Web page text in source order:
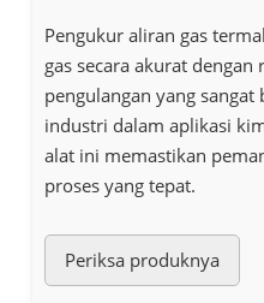
Pengukur aliran gas
gas secara akurat dengan
pengulangan yang sangat
industri dalam aplikasi
alat ini memastikan
proses yang tepat.
Periksa produknya